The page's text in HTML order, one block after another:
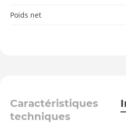
Poids net
Caractéristiques
techniques